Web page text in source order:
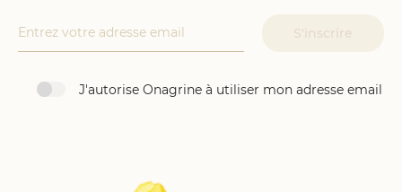
J'autorise Onagrine à utiliser mon adresse email